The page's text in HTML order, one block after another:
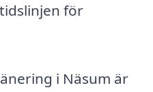
för
i Näsum är